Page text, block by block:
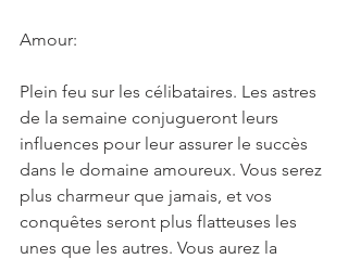
Amour:
Plein feu sur les célibataires. Les astres
de la semaine conjugueront leurs
influences pour leur assurer le succès
dans le domaine amoureux. Vous serez
plus charmeur que jamais, et vos
conquêtes seront plus flatteuses les
unes que les autres. Vous aurez la